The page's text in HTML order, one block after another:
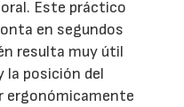
Este práctico
en segundos
resulta muy útil
la posición del
ergonómicamente